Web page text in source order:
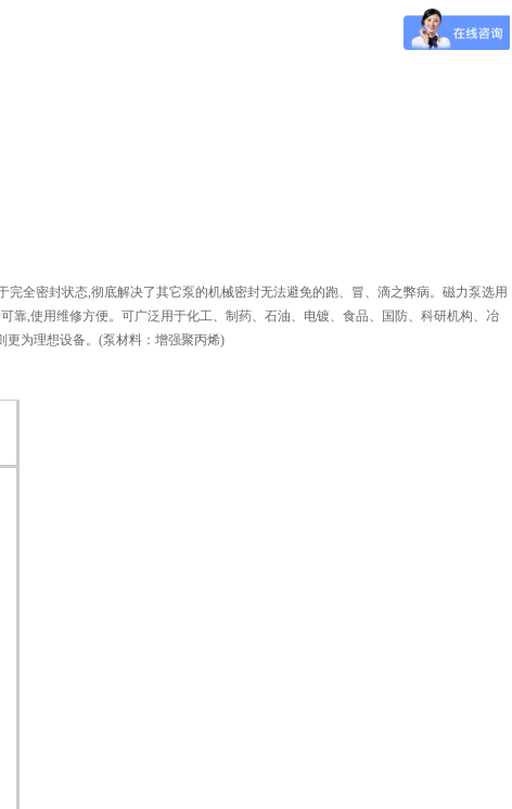
全密封状态,彻底解决了其它泵的机械密封无法避免的跑、冒、滴之弊病。磁力泵选用
靠,使用维修方便。可广泛用于化工、制药、石油、电镀、食品、国防、科研机构、冶
更为理想设备。(泵材料：增强聚丙烯)